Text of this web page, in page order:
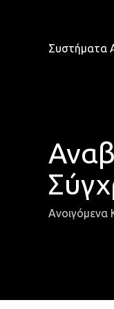
Συστήματα
Ανοιγόμενα